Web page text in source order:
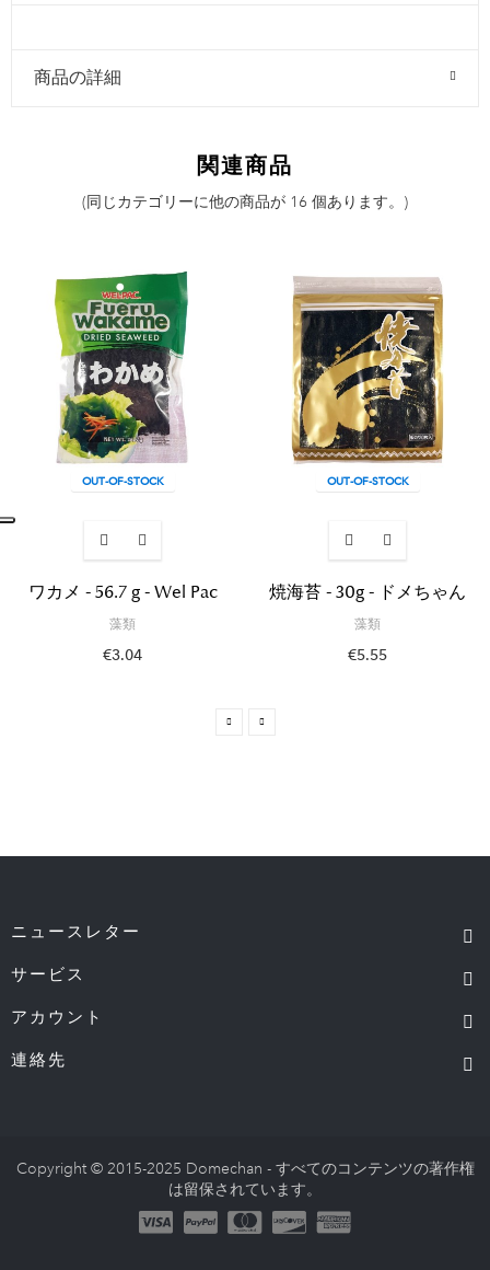
商品の詳細
関連商品
(同じカテゴリーに他の商品が 16 個あります。)
OUT-OF-STOCK
ワカメ - 56.7 g - Wel Pac
藻類
€3.04
OUT-OF-STOCK
焼海苔 - 30g - ドメちゃん
藻類
€5.55
ニュースレター
サービス
アカウント
連絡先
Copyright © 2015-2025 Domechan - すべてのコンテンツの著作権
は留保されています。